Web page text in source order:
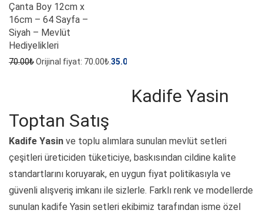
Çanta Boy 12cm x
16cm – 64 Sayfa –
Siyah – Mevlüt
Hediyelikleri
70.00₺Orijinal fiyat: 70.00₺. 35.00
Kadife Yasin
Toptan Satış
Kadife Yasin ve toplu alımlara sunulan mevlüt setleri
çeşitleri üreticiden tüketiciye, baskısından cildine kalite
standartlarını koruyarak, en uygun fiyat politikasıyla ve
güvenli alışveriş imkanı ile sizlerle. Farklı renk ve modellerde
sunulan kadife Yasin setleri ekibimiz tarafından isme özel